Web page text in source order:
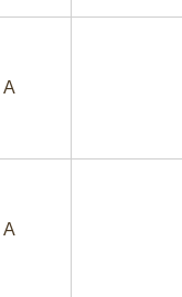
A
A